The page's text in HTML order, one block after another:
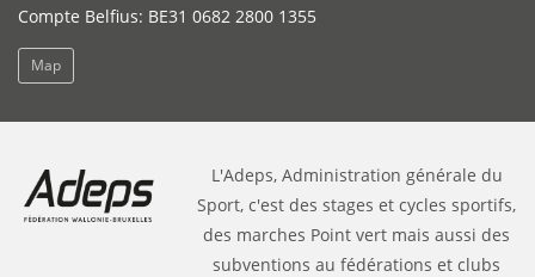
Compte Belfius: BE31 0682 2800 1355
Map
L'Adeps, Administration générale du
Sport, c'est des stages et cycles sportifs,
des marches Point vert mais aussi des
subventions au fédérations et clubs